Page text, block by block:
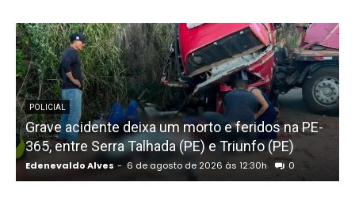
POLICIAL
Grave acidente deixa um morto e feridos na PE-
365, entre Serra Talhada (PE) e Triunfo (PE)
Edenevaldo Alves - 6 de agosto de 2026 às 12:30h 0